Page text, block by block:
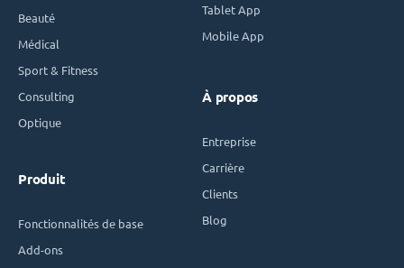
Beauté
Médical
Sport & Fitness
Consulting
Optique
Produit
Fonctionnalités de base
Add-ons
Tablet App
Mobile App
À propos
Entreprise
Carrière
Clients
Blog